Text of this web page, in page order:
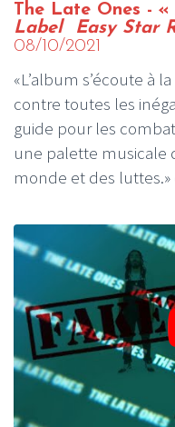
The Late Ones - «
Label Easy Star
08/10/2021
«L’album s’écoute à
contre toutes les
guide pour les
une palette musicale
monde et des luttes.»